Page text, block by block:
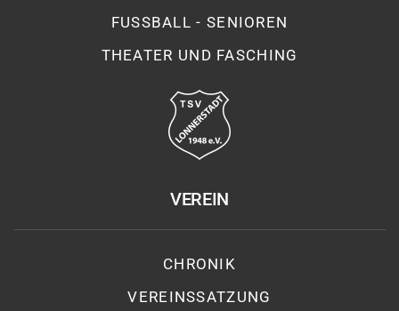
FUSSBALL - SENIOREN
THEATER UND FASCHING
VEREIN
CHRONIK
VEREINSSATZUNG